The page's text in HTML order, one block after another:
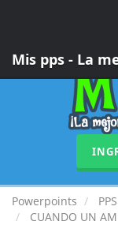
Mis pps - La
Powerpoints
CUANDO UN